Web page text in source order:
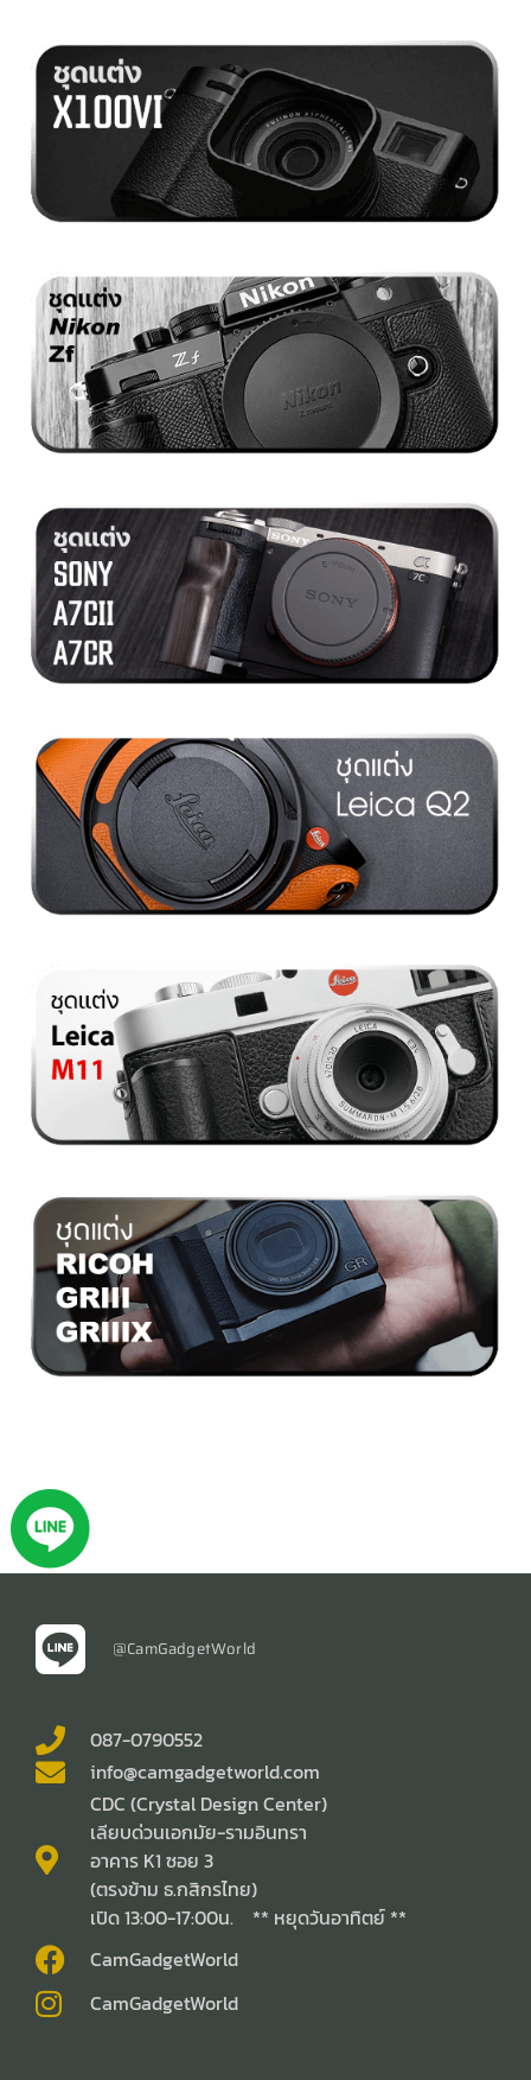
@CamGadgetWorld
087-0790552
info@camgadgetworld.com
CDC (Crystal Design Center)
เลียบด่วนเอกมัย-รามอินทรา
อาคาร K1 ซอย 3
(ตรงข้าม ธ.กสิกรไทย)
เปิด 13:00-17:00น. ** หยุดวันอาทิตย์ **
CamGadgetWorld
CamGadgetWorld